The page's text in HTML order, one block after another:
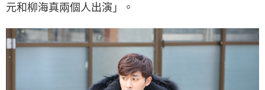
元和柳海真兩個人出演」。